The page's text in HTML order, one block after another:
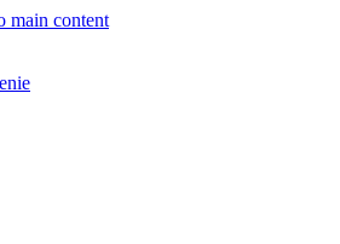
main content